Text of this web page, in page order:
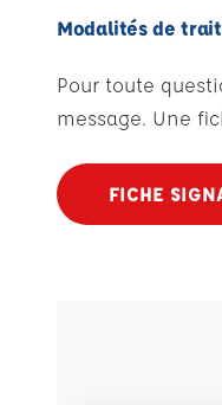
Modalités de
Pour toute
message. Une
FICHE